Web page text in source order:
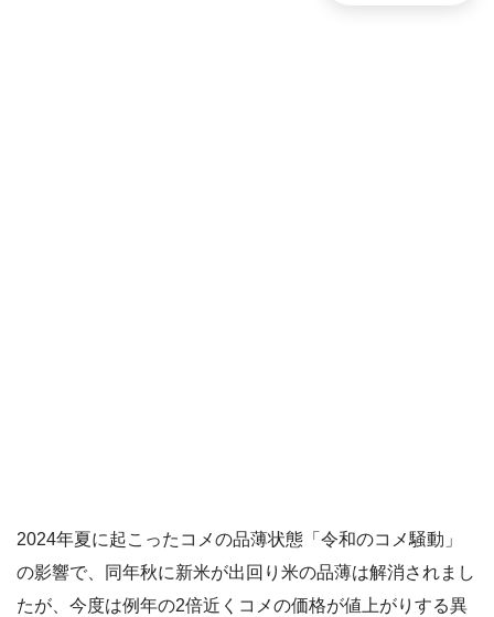
2024年夏に起こったコメの品薄状態「令和のコメ騒動」
の影響で、同年秋に新米が出回り米の品薄は解消されまし
たが、今度は例年の2倍近くコメの価格が値上がりする異